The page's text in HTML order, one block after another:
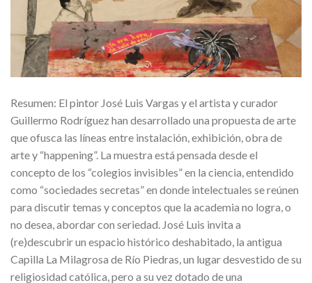
Resumen: El pintor José Luis Vargas y el artista y curador
Guillermo Rodríguez han desarrollado una propuesta de arte
que ofusca las líneas entre instalación, exhibición, obra de
arte y “happening”. La muestra está pensada desde el
concepto de los “colegios invisibles” en la ciencia, entendido
como “sociedades secretas” en donde intelectuales se reúnen
para discutir temas y conceptos que la academia no logra, o
no desea, abordar con seriedad. José Luis invita a
(re)descubrir un espacio histórico deshabitado, la antigua
Capilla La Milagrosa de Río Piedras, un lugar desvestido de su
religiosidad católica, pero a su vez dotado de una